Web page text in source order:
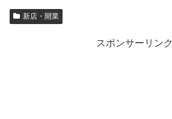
新店・開業
スポンサーリンク